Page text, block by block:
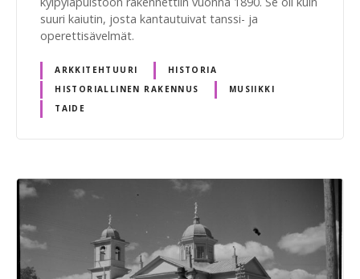
suuri kaiutin, josta kantautuivat tanssi- ja
operettisävelmät.
ARKKITEHTUURI
HISTORIA
HISTORIALLINEN RAKENNUS
MUSIIKKI
TAIDE